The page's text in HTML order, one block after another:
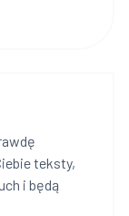
teksty,
i będą